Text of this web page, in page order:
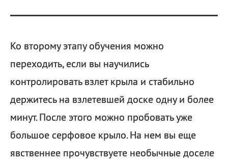
Ко второму этапу обучения можно
переходить, если вы научились
контролировать взлет крыла и стабильно
держитесь на взлетевшей доске одну и более
минут. После этого можно пробовать уже
большое серфовое крыло. На нем вы еще
явственнее прочувствуете необычные доселе